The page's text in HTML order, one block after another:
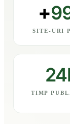
+
SITE-URI
TIMP